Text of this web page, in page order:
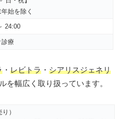
始を除く
24:00
診療
・ レビトラ ・ シアリスジェネリ
を幅広く取り扱っています。
）